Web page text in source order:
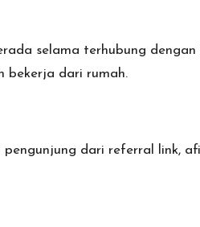
selama terhubung
bekerja dari rumah.
pengunjung dari referral link,